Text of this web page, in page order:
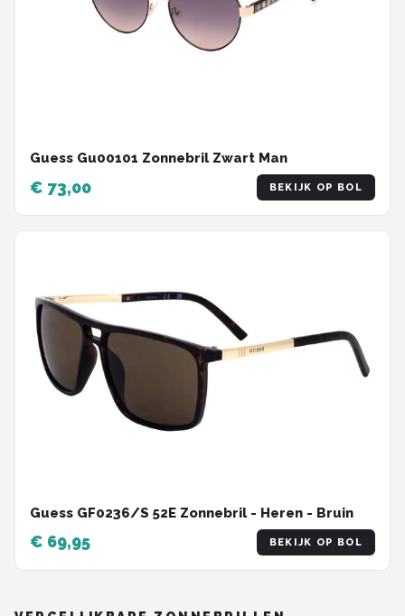
Guess Gu00101 Zonnebril Zwart Man
€ 73,00 BEKIJK OP BOL
Guess GF0236/S 52E Zonnebril - Heren - Bruin
€ 69,95 BEKIJK OP BOL